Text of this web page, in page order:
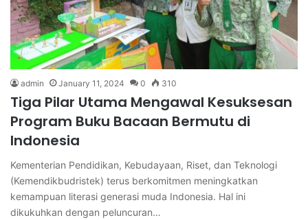
admin January 11, 2024 0 310
Tiga Pilar Utama Mengawal Kesuksesan
Program Buku Bacaan Bermutu di
Indonesia
Kementerian Pendidikan, Kebudayaan, Riset, dan Teknologi
(Kemendikbudristek) terus berkomitmen meningkatkan
kemampuan literasi generasi muda Indonesia. Hal ini
dikukuhkan dengan peluncuran…